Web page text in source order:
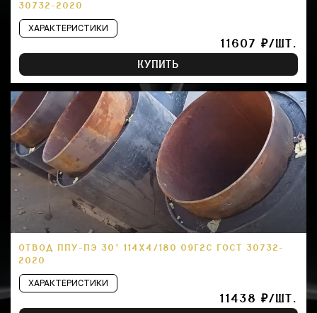
30732-2020
ХАРАКТЕРИСТИКИ
11607 ₽/ШТ.
КУПИТЬ
ОТВОД ППУ-ПЭ 30° 114Х4/180 09Г2С ГОСТ 30732-
2020
ХАРАКТЕРИСТИКИ
11438 ₽/ШТ.